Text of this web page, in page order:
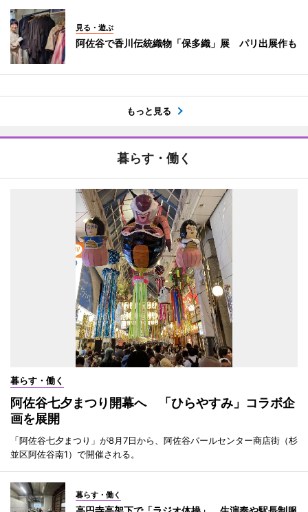
見る・遊ぶ
阿佐谷で香川伝統織物「保多織」展 パリ出展作も
もっと見る
暮らす・働く
暮らす・働く
阿佐谷七夕まつり開幕へ 「ひらやすみ」コラボ企
画を展開
「阿佐谷七夕まつり」が8月7日から、阿佐谷パールセンター商店街（杉
並区阿佐谷南1）で開催される。
暮らす・働く